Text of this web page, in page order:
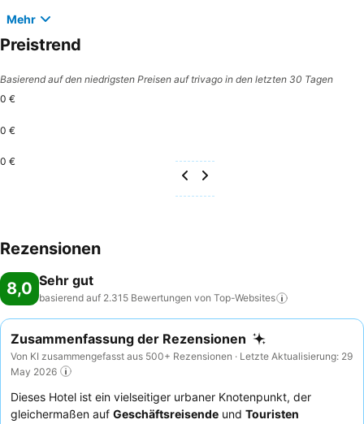
Mehr
Preistrend
Basierend auf den niedrigsten Preisen auf trivago in den letzten 30 Tagen
0 €
0 €
0 €
Rezensionen
8,0 Sehr gut
basierend auf 2.315 Bewertungen von Top-Websites
Zusammenfassung der Rezensionen
Von KI zusammengefasst aus 500+ Rezensionen · Letzte Aktualisierung: 29
May 2026
Dieses Hotel ist ein vielseitiger urbaner Knotenpunkt, der
gleichermaßen auf Geschäftsreisende und Touristen